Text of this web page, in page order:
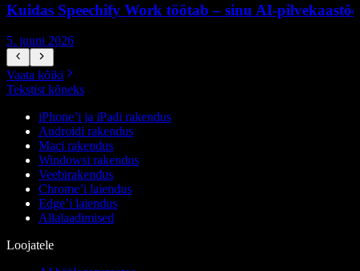
Kuidas Speechify Work töötab – sinu AI-
5. juuni 2026
Vaata kõiki
Tekstist kõneks
iPhone’i ja iPadi rakendus
Androidi rakendus
Maci rakendus
Windowsi rakendus
Veebirakendus
Chrome’i laiendus
Edge’i laiendus
Allalaadimised
Loojatele